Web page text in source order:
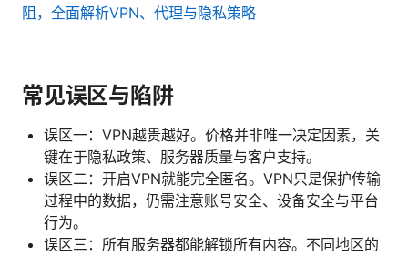
阻，全面解析VPN、代理与隐私策略
常见误区与陷阱
误区一：VPN越贵越好。价格并非唯一决定因素，关
键在于隐私政策、服务器质量与客户支持。
误区二：开启VPN就能完全匿名。VPN只是保护传输
过程中的数据，仍需注意账号安全、设备安全与平台
行为。
误区三：所有服务器都能解锁所有内容。不同地区的